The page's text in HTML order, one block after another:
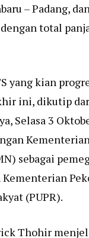
– Padang,
total
yang kian
ini, dikutip
Selasa 3
sebagai
(PUPR).
Thohir